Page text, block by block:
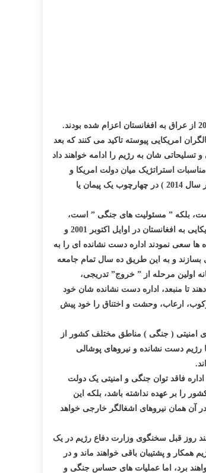
های امنیتی به نیروهای رژیم تا آخر سال 2014 تکمیل خواهد شد. اما اشغالگران امریکایی پیوسته تاکید می کنند که بعد
تسلیحاتی شان به رژیم را ادامه خواهند داد
استراتژیک میان دولت امریکا و
رژیم دست نشانده، که موضوع محوری آن موجودیت پایگاه های نظامی دراز مدت امریکا در افغانستان است، میان آنها در جریان است و دیر یا زود ( از حالا تا آخر سال 2014 ) در چهارچوب یک پیمان یا
بلکه ” مسئولیت های جنگی ” است،
یعنی آن مسئولیتی که نیروهای متجاوز و اشغالگر امپریالیست از ده سال به اینطرف بر عهده داشته اند. تجاوز نظامی امپریالیستها تحت رهبری امپریالیستهای امریکایی به افغانستان در اوایل اکتوبر 2001 و
ها سعی نمودند اداره دست نشانده ای را به
بسازند و به این طریق ده سال تمام جامعه
اولین مرحله از ” خروج” تدریجی،
تا منبعد، اداره دست نشانده شان خود
ارعاب، وحشت و اختناق را خود پیش
امنیتی ( جنگی ) مناطق مختلف کشور از
دست نشانده و نیروهای پوشالی
فاقد توان جنگی و امنیتی یک دولت
را بر عهده نداشته باشد، بلکه این
آن همان نیروهای اشغالگر خارجی خواهد
روز قبل سخنگوی وزارت دفاع رژیم در یک
همکار و پشتیبان باقی خواهند ماند و در
برد، اما عملیات های حساس جنگی و